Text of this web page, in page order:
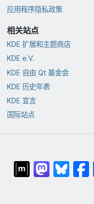
应用程序隐私政策
相关站点
KDE 扩展和主题商店
KDE e.V.
KDE 自由 Qt 基金会
KDE 历史年表
KDE 宣言
国际站点